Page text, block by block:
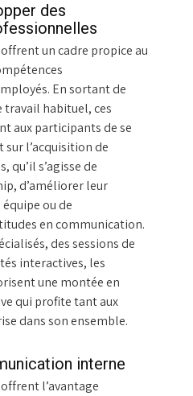
des
un cadre propice au
En sortant de
habituel, ces
aux participants de se
l’acquisition de
qu’il s’agisse de
d’améliorer leur
ou de
en communication.
des sessions de
interactives, les
une montée en
qui profite tant aux
dans son ensemble.
interne
l’avantage